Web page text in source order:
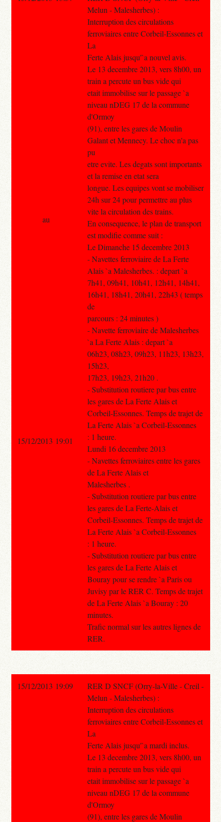
Melun - Malesherbes) :
Interruption des circulations
ferroviaires entre Corbeil-Essonnes et
La
Ferte Alais jusqu'`a nouvel avis.
Le 13 decembre 2013, vers 8h00, un
train a percute un bus vide qui
etait immobilise sur le passage `a
niveau nDEG 17 de la commune
d'Ormoy
(91), entre les gares de Moulin
Galant et Mennecy. Le choc n'a pas
pu
etre evite. Les degats sont importants
et la remise en etat sera
longue. Les equipes vont se mobiliser
24h sur 24 pour permettre au plus
vite la circulation des trains.
En consequence, le plan de transport
est modifie comme suit :
Le Dimanche 15 decembre 2013
- Navettes ferroviaire de La Ferte
Alais `a Malesherbes. : depart `a
7h41, 09h41, 10h41, 12h41, 14h41,
16h41, 18h41, 20h41, 22h43 ( temps
de
parcours : 24 minutes )
- Navette ferroviaire de Malesherbes
`a La Ferte Alais : depart `a
06h23, 08h23, 09h23, 11h23, 13h23,
15h23,
17h23, 19h23, 21h20 .
- Substitution routiere par bus entre
les gares de La Ferte Alais et
Corbeil-Essonnes. Temps de trajet de
La Ferte Alais `a Corbeil-Essonnes
: 1 heure.
Lundi 16 decembre 2013
- Navettes ferroviaires entre les gares
de La Ferte Alais et
Malesherbes .
- Substitution routiere par bus entre
les gares de La Ferte-Alais et
Corbeil-Essonnes. Temps de trajet de
La Ferte Alais `a Corbeil-Essonnes
: 1 heure.
- Substitution routiere par bus entre
les gares de La Ferte Alais et
Bouray pour se rendre `a Paris ou
Juvisy par le RER C. Temps de trajet
de La Ferte Alais `a Bouray : 20
minutes.
Trafic normal sur les autres lignes de
RER.
au
15/12/2013 19:01
15/12/2013 19:09
RER D SNCF (Orry-la-Ville - Creil -
Melun - Malesherbes) :
Interruption des circulations
ferroviaires entre Corbeil-Essonnes et
La
Ferte Alais jusqu'`a mardi inclus.
Le 13 decembre 2013, vers 8h00, un
train a percute un bus vide qui
etait immobilise sur le passage `a
niveau nDEG 17 de la commune
d'Ormoy
(91), entre les gares de Moulin